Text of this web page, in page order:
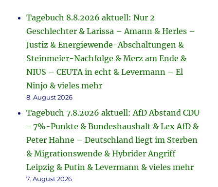
Tagebuch 8.8.2026 aktuell: Nur 2
Geschlechter & Larissa – Amann & Herles –
Justiz & Energiewende-Abschaltungen &
Steinmeier-Nachfolge & Merz am Ende &
NIUS – CEUTA in echt & Levermann – El
Ninjo & vieles mehr
8. August 2026
Tagebuch 7.8.2026 aktuell: AfD Abstand CDU
= 7%-Punkte & Bundeshaushalt & Lex AfD &
Peter Hahne – Deutschland liegt im Sterben
& Migrationswende & Hybrider Angriff
Leipzig & Putin & Levermann & vieles mehr
7. August 2026